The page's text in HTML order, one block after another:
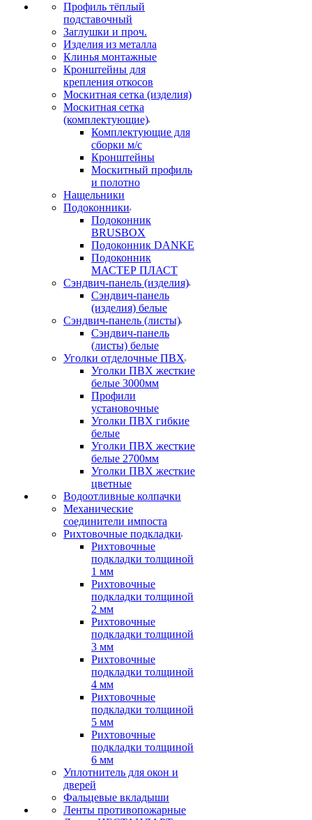
Профиль тёплый
подставочный
Заглушки и проч.
Изделия из металла
Клинья монтажные
Кронштейны для
крепления откосов
Москитная сетка (изделия)
Москитная сетка
(комплектующие)
Комплектующие для
сборки м/с
Кронштейны
Москитный профиль
и полотно
Нащельники
Подоконники
Подоконник
BRUSBOX
Подоконник DANKE
Подоконник
МАСТЕР ПЛАСТ
Сэндвич-панель (изделия)
Сэндвич-панель
(изделия) белые
Сэндвич-панель (листы)
Сэндвич-панель
(листы) белые
Уголки отделочные ПВХ
Уголки ПВХ жесткие
белые 3000мм
Профили
установочные
Уголки ПВХ гибкие
белые
Уголки ПВХ жесткие
белые 2700мм
Уголки ПВХ жесткие
цветные
Водоотливные колпачки
Механические
соединители импоста
Рихтовочные подкладки
Рихтовочные
подкладки толщиной
1 мм
Рихтовочные
подкладки толщиной
2 мм
Рихтовочные
подкладки толщиной
3 мм
Рихтовочные
подкладки толщиной
4 мм
Рихтовочные
подкладки толщиной
5 мм
Рихтовочные
подкладки толщиной
6 мм
Уплотнитель для окон и
дверей
Фальцевые вкладыши
Ленты противопожарные